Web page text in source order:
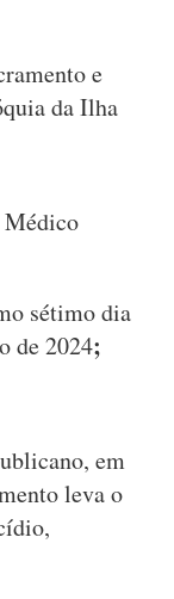
e
da Ilha
sétimo dia
de 2024;
em
leva o